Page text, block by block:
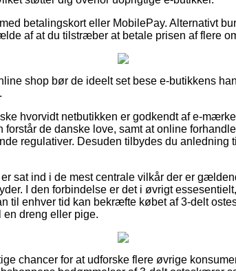
betalingskort eller MobilePay. Alternativt
af at du tilstræber at betale prisen af flere
shop bør de ideelt set bese e-butikkens
hvorvidt netbutikken er godkendt af e-
forstår de danske love, samt at online
regulativer. Desuden tilbydes du anledning
er sat ind i de mest centrale vilkår der er
I den forbindelse er det i øvrigt
til enhver tid kan bekræfte købet af 3-delt
en dreng eller pige.
chancer for at udforske flere øvrige